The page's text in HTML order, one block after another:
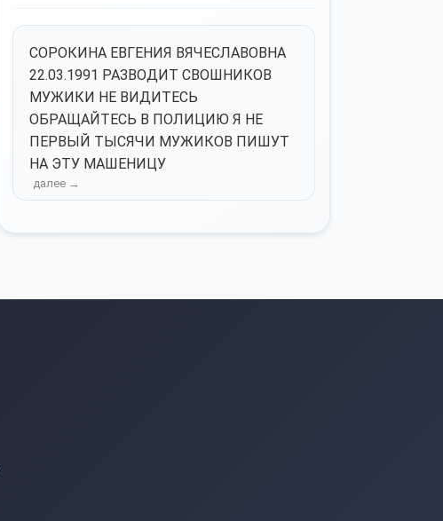
СОРОКИНА ЕВГЕНИЯ ВЯЧЕСЛАВОВНА
22.03.1991 РАЗВОДИТ СВОШНИКОВ
МУЖИКИ НЕ ВИДИТЕСЬ
ОБРАЩАЙТЕСЬ В ПОЛИЦИЮ Я НЕ
ПЕРВЫЙ ТЫСЯЧИ МУЖИКОВ ПИШУТ
НА ЭТУ МАШЕНИЦУ